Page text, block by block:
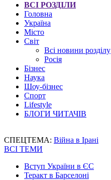
ВСІ РОЗДІЛИ
Головна
Україна
Місто
Світ
Всі новини розділу
Росія
Бізнес
Наука
Шоу-бізнес
Спорт
Lifestyle
БЛОГИ ЧИТАЧІВ
СПЕЦТЕМА: Війна в Ірані
ВСІ ТЕМИ
Вступ України в ЄС
Теракт в Барселоні